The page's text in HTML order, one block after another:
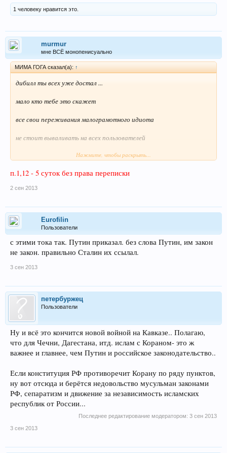
1 человеку нравится это.
murmur
мне ВСЁ монопенисуально
МИМА ГОГА сказал(а): ↑
дибилл ты всех уже достал ...
мало кто тебе это скажет
все свои переживания малограмотного идиота
не стоит вываливать на всех пользователей
иди дворником и мозг (который у тебя усох)
может восстановится ...
сообщение не удивлюсь
удалишь как дешевая мразота
критику не воспринимающаяся ...
Нажмите, чтобы раскрыть...
п.1,12 - 5 суток без права переписки
2 сен 2013
Eurofilin
Пользователи
с этими тока так. Путин приказал. без слова Путин, им закон
не закон. правильно Сталин их ссылал.
3 сен 2013
петербуржец
Пользователи
Ну и всё это кончится новой войной на Кавказе.. Полагаю,
что для Чечни, Дагестана, итд. ислам с Кораном- это ж
важнее и главнее, чем Путин и российское законодательство..
Если конституция РФ противоречит Корану по ряду пунктов,
ну вот отсюда и берётся недовольство мусульман законами
РФ, сепаратизм и движение за независимость исламских
республик от России...
Последнее редактирование модератором: 3 сен 2013
3 сен 2013